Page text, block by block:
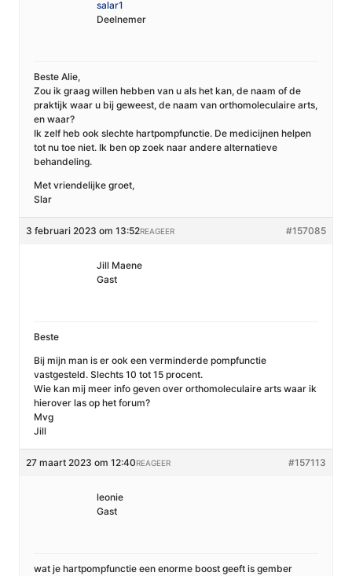
salar1
Deelnemer
Beste Alie,
Zou ik graag willen hebben van u als het kan, de naam of de
praktijk waar u bij geweest, de naam van orthomoleculaire arts,
en waar?
Ik zelf heb ook slechte hartpompfunctie. De medicijnen helpen
tot nu toe niet. Ik ben op zoek naar andere alternatieve
behandeling.
Met vriendelijke groet,
Slar
3 februari 2023 om 13:52 #157085
REAGEER
Jill Maene
Gast
Beste
Bij mijn man is er ook een verminderde pompfunctie
vastgesteld. Slechts 10 tot 15 procent.
Wie kan mij meer info geven over orthomoleculaire arts waar ik
hierover las op het forum?
Mvg
Jill
27 maart 2023 om 12:40 #157113
REAGEER
leonie
Gast
wat je hartpompfunctie een enorme boost geeft is gember